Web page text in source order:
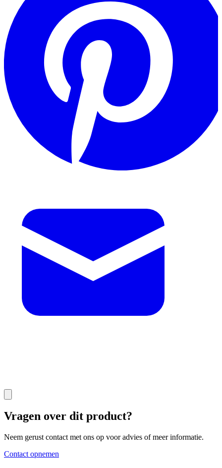
Vragen over dit product?
Neem gerust contact met ons op voor advies of meer informatie.
Contact opnemen